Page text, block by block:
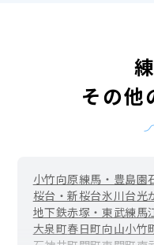
その他
小竹向原練馬・豊島園
桜台・新桜台氷川台光
地下鉄赤塚・東武練馬
大泉町春日町向山小竹